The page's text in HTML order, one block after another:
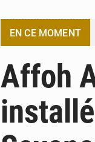
EN CE MOMENT
Affoh